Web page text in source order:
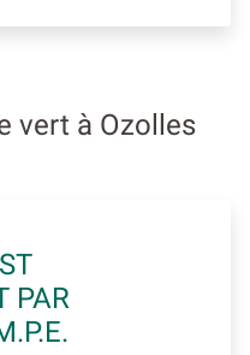
vert à Ozolles
PAR